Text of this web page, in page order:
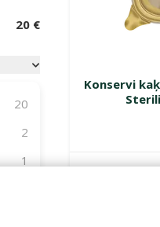
20 €
20
2
1
Konservi